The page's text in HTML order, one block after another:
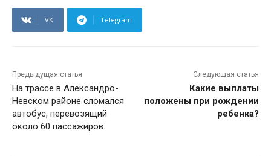
VK Telegram
Предыдущая статья
На трассе в Александро-
Невском районе сломался
автобус, перевозящий
около 60 пассажиров
Следующая статья
Какие выплаты
положены при рождении
ребенка?